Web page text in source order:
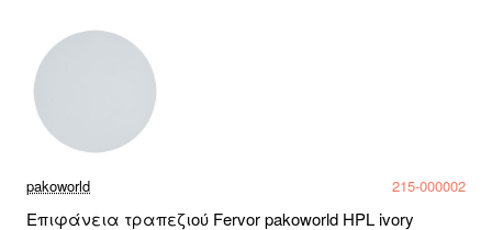
pakoworld 215-000002
Επιφάνεια τραπεζιού Fervor pakoworld HPL ivory